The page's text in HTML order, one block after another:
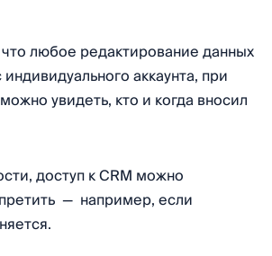
любое редактирование данных
аккаунта, при
увидеть, кто и когда вносил
доступ к CRM можно
— например, если